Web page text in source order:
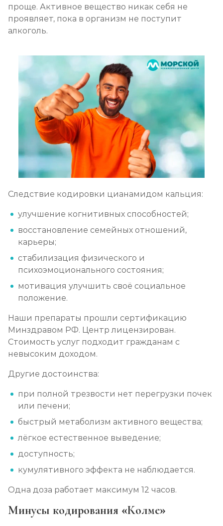
проще. Активное вещество никак себя не
проявляет, пока в организм не поступит
алкоголь.
Следствие кодировки цианамидом кальция:
улучшение когнитивных способностей;
восстановление семейных отношений,
карьеры;
стабилизация физического и
психоэмоционального состояния;
мотивация улучшить своё социальное
положение.
Наши препараты прошли сертификацию
Минздравом РФ. Центр лицензирован.
Стоимость услуг подходит гражданам с
невысоким доходом.
Другие достоинства:
при полной трезвости нет перегрузки почек
или печени;
быстрый метаболизм активного вещества;
лёгкое естественное выведение;
доступность;
кумулятивного эффекта не наблюдается.
Одна доза работает максимум 12 часов.
Минусы кодирования «Колме»